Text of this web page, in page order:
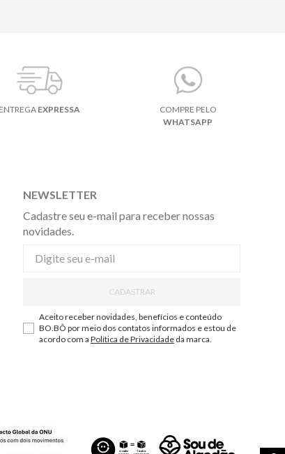
ENTREGA EXPRESSA
COMPRE PELO
WHATSAPP
NEWSLETTER
Cadastre seu e-mail para receber nossas
novidades.
CADASTRAR
Aceito receber novidades, benefícios e conteúdo
BO.BÔ por meio dos contatos informados e estou de
acordo com a Política de Privacidadeda marca.